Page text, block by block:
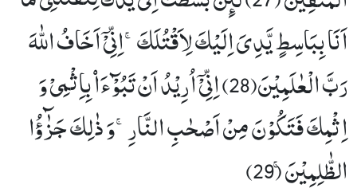
اَنَا بِبَاسِطٍ یَّدِیَ اِلَیْكَ لِاَقْتُلَكَۚ-اِنِّیْۤ اَخَافُ اللّٰهَ
رَبَّ الْعٰلَمِیْنَ(28) اِنِّیْۤ اُرِیْدُ اَنْ تَبُوْٓءَاۡ بِاِثْمِیْ وَ
اِثْمِكَ فَتَكُوْنَ مِنْ اَصْحٰبِ النَّارِۚ-وَ ذٰلِكَ جَزٰٓؤُا
الظّٰلِمِیْنَۚ (29)